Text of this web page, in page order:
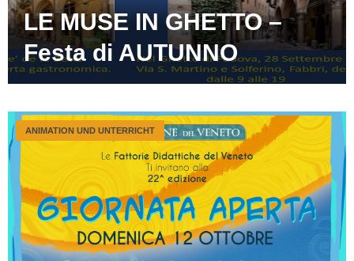
LE MUSE IN GHETTO –
Festa di AUTUNNO
ANIMATION UND UNTERRICHT